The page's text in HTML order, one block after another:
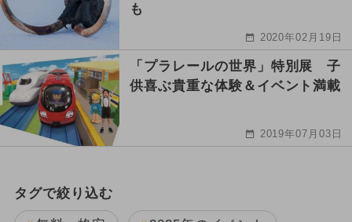
も
2020年02月19日
「プラレールの世界」特別展 子
供喜ぶ貴重な体験＆イベント満載
2019年07月03日
タグで絞り込む